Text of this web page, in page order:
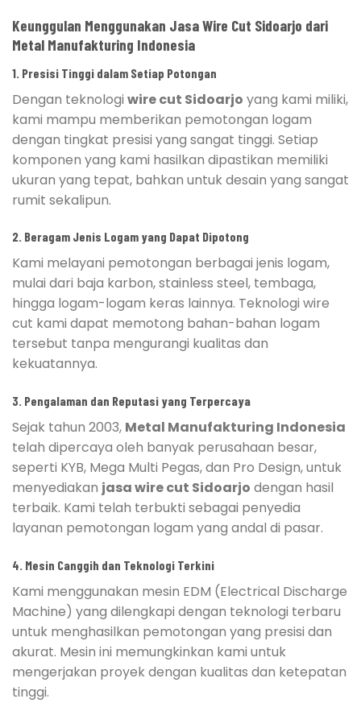
Keunggulan Menggunakan Jasa Wire Cut Sidoarjo dari
Metal Manufakturing Indonesia
1. Presisi Tinggi dalam Setiap Potongan
Dengan teknologi wire cut Sidoarjo yang kami miliki,
kami mampu memberikan pemotongan logam
dengan tingkat presisi yang sangat tinggi. Setiap
komponen yang kami hasilkan dipastikan memiliki
ukuran yang tepat, bahkan untuk desain yang sangat
rumit sekalipun.
2. Beragam Jenis Logam yang Dapat Dipotong
Kami melayani pemotongan berbagai jenis logam,
mulai dari baja karbon, stainless steel, tembaga,
hingga logam-logam keras lainnya. Teknologi wire
cut kami dapat memotong bahan-bahan logam
tersebut tanpa mengurangi kualitas dan
kekuatannya.
3. Pengalaman dan Reputasi yang Terpercaya
Sejak tahun 2003, Metal Manufakturing Indonesia
telah dipercaya oleh banyak perusahaan besar,
seperti KYB, Mega Multi Pegas, dan Pro Design, untuk
menyediakan jasa wire cut Sidoarjo dengan hasil
terbaik. Kami telah terbukti sebagai penyedia
layanan pemotongan logam yang andal di pasar.
4. Mesin Canggih dan Teknologi Terkini
Kami menggunakan mesin EDM (Electrical Discharge
Machine) yang dilengkapi dengan teknologi terbaru
untuk menghasilkan pemotongan yang presisi dan
akurat. Mesin ini memungkinkan kami untuk
mengerjakan proyek dengan kualitas dan ketepatan
tinggi.